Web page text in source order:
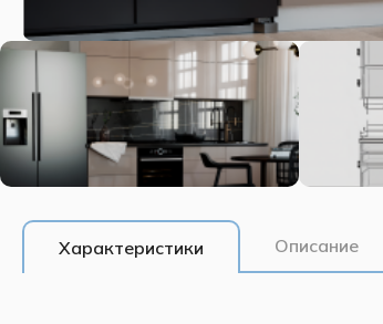
Характеристики Описание